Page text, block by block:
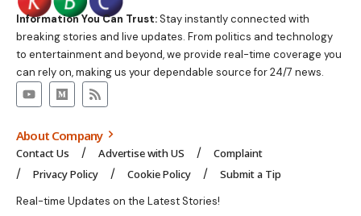
Information You Can Trust:Stay instantly connected with
breaking stories and live updates. From politics and technology
to entertainment and beyond, we provide real-time coverage you
can rely on, making us your dependable source for 24/7 news.
About Company
Contact Us Advertise with US
Complaint
Privacy Policy
Cookie Policy Submit a Tip
Real-time Updates on the Latest Stories!